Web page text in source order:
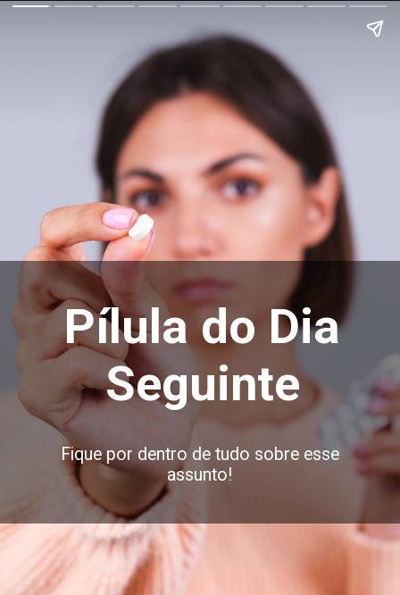
Pílula do Dia
Seguinte
Fique por dentro de tudo sobre esse
assunto!